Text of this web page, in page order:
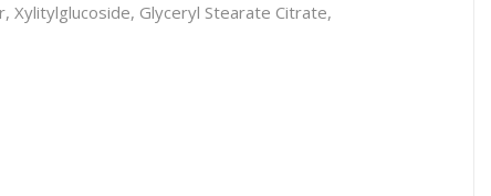
Xylitylglucoside, Glyceryl Stearate Citrate,